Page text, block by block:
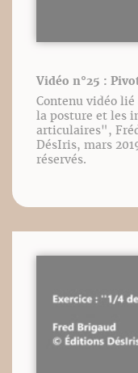
Vidéo n°25 :
Contenu vidéo
la posture et les
articulaires",
DésIris, mars
réservés.